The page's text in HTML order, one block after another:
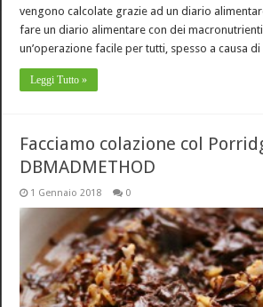
vengono calcolate grazie ad un diario
fare un diario alimentare con dei
un’operazione facile per tutti, spesso a causa di
Leggi Tutto »
Facciamo colazione col
DBMADMETHOD
1 Gennaio 2018 0